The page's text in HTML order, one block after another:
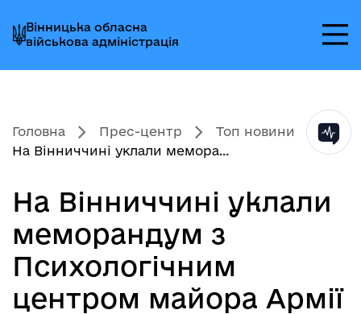
до
головного
меню
до
головного
вмісту
до
головного
колонтитула
Вінницька обласна
військова адміністрація
Головна Прес-центр
Топ новини
На Вінниччині уклали мемора...
На Вінниччині уклали
меморандум з
Психологічним
центром майора Армії